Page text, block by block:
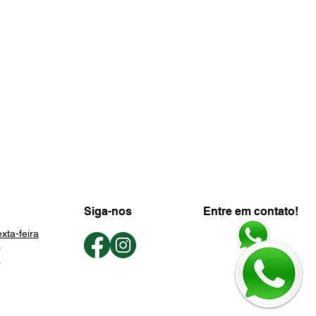
feira
Siga-nos Entre em contato!